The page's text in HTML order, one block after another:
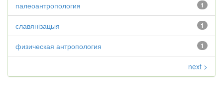
1
палеоантропология
1
славянізацыя
1
физическая антропология
next >